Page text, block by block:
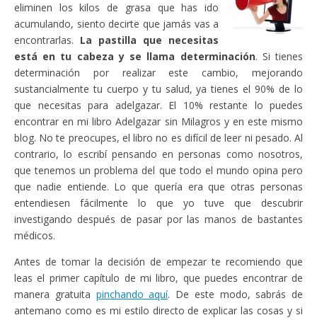
eliminen los kilos de grasa que has ido
acumulando, siento decirte que jamás vas a
encontrarlas. La pastilla que necesitas
está en tu cabeza y se llama determinación. Si tienes
determinación por realizar este cambio, mejorando
sustancialmente tu cuerpo y tu salud, ya tienes el 90% de lo
que necesitas para adelgazar. El 10% restante lo puedes
encontrar en mi libro Adelgazar sin Milagros y en este mismo
blog. No te preocupes, el libro no es difícil de leer ni pesado. Al
contrario, lo escribí pensando en personas como nosotros,
que tenemos un problema del que todo el mundo opina pero
que nadie entiende. Lo que quería era que otras personas
entendiesen fácilmente lo que yo tuve que descubrir
investigando después de pasar por las manos de bastantes
médicos.
Antes de tomar la decisión de empezar te recomiendo que
leas el primer capítulo de mi libro, que puedes encontrar de
manera gratuita pinchando aquí. De este modo, sabrás de
antemano como es mi estilo directo de explicar las cosas y si